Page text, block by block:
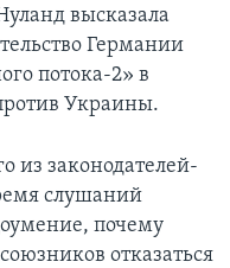
высказала
Германии
потока-2» в
Украины.
из законодателей-
слушаний
почему
отказаться